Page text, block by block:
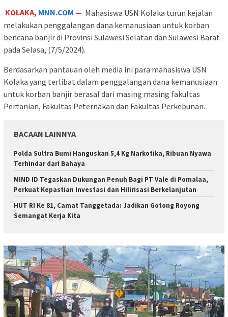
KOLAKA, MNN.COM — Mahasiswa USN Kolaka turun kejalan
melakukan penggalangan dana kemanusiaan untuk korban
bencana banjir di Provinsi Sulawesi Selatan dan Sulawesi Barat
pada Selasa, (7/5/2024).
Berdasarkan pantauan oleh media ini para mahasiswa USN
Kolaka yang terlibat dalam penggalangan dana kemanusiaan
untuk korban banjir berasal dari masing masing fakultas
Pertanian, Fakultas Peternakan dan Fakultas Perkebunan.
BACAAN LAINNYA
Polda Sultra Bumi Hanguskan 5,4 Kg Narkotika, Ribuan Nyawa
Terhindar dari Bahaya
MIND ID Tegaskan Dukungan Penuh Bagi PT Vale di Pomalaa,
Perkuat Kepastian Investasi dan Hilirisasi Berkelanjutan
HUT RI Ke 81, Camat Tanggetada: Jadikan Gotong Royong
Semangat Kerja Kita